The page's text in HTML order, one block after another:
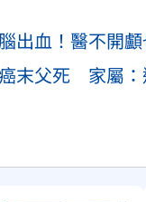
出血！醫不開
末父死 家屬：